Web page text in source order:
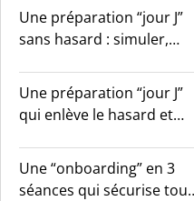
Une préparation “jour J”
sans hasard : simuler,
Une préparation “jour J”
qui enlève le hasard et
Une “onboarding” en 3
séances qui sécurise tout